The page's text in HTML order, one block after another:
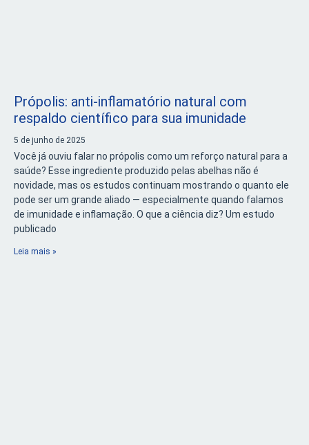
Própolis: anti-inflamatório natural com
respaldo científico para sua imunidade
5 de junho de 2025
Você já ouviu falar no própolis como um reforço natural para a
saúde? Esse ingrediente produzido pelas abelhas não é
novidade, mas os estudos continuam mostrando o quanto ele
pode ser um grande aliado — especialmente quando falamos
de imunidade e inflamação. O que a ciência diz? Um estudo
publicado
Leia mais »